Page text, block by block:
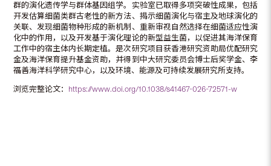
群的演化遗传学与群体基因组学。实验室已取得多项突破性成果，包括
开发估算细菌类群古老性的新方法、揭示细菌演化与宿主及地球演化的
关联、发现细菌物种形成的新机制、重新审视自然选择在细菌适应性演
化中的作用，以及开发基于演化理论的新型益生菌，以促进其海洋保育
工作中的宿主体内长期定植。是次研究项目获香港研究资助局优配研究
金及海洋保育提升基金资助，并得到中大研究委员会博士后奖学金、李
福善海洋科学研究中心，以及环境、能源及可持续发展研究所支持。
浏览完整论文： https://www.doi.org/10.1038/s41467-026-72571-w